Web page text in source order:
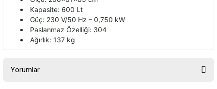
Kapasite: 600 Lt
Güç: 230 V/50 Hz – 0,750 kW
Paslanmaz Özelliği: 304
Ağırlık: 137 kg
Yorumlar